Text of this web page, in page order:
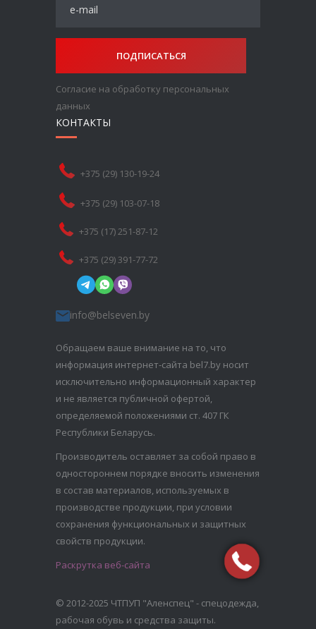
ПОДПИСАТЬСЯ
Согласие на обработку персональных
данных
КОНТАКТЫ
+375 (29) 130-19-24
+375 (29) 103-07-18
+375 (17) 251-87-12
+375 (29) 391-77-72
info@belseven.by
Обращаем ваше внимание на то, что
информация интернет-сайта bel7.by носит
исключительно информационный характер
и не является публичной офертой,
определяемой положениями ст. 407 ГК
Республики Беларусь.
Производитель оставляет за собой право в
одностороннем порядке вносить изменения
в состав материалов, используемых в
производстве продукции, при условии
сохранения функциональных и защитных
свойств продукции.
Раскрутка веб-сайта
© 2012-2025 ЧТПУП "Аленспец" - спецодежда,
рабочая обувь и средства защиты.